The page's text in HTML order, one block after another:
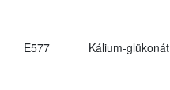
E577 Kálium-glükonát